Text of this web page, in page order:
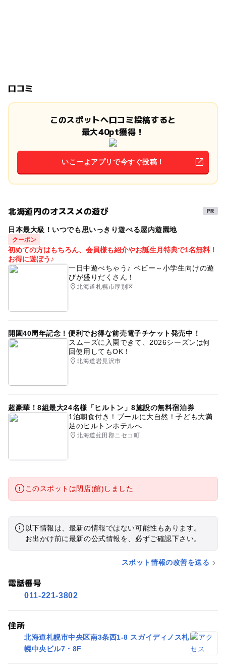
口コミ
このスポットへ口コミ投稿すると
最大40pt獲得！
いこーよアプリで今すぐ投稿！
北海道内のオススメの遊び
日本最大級！いつでも思いっきり遊べる屋内遊園地
クーポン
初めての方はもちろん、会員様も紹介やお誕生月特典で1名無料！
お得に遊ぼう♪
一日中遊べちゃう♪ ベビー～小学生向けの遊
びが盛りだくさん！
北海道札幌市厚別区
開園40周年記念！便利でお得な前売電子チケット発売中！
スムーズに入園できて、2026シーズンは何
回使用してもOK！
北海道岩見沢市
超豪華！8組最大24名様「ヒルトン」8施設の無料宿泊券
1泊朝食付き！プールに大自然！子ども大満
足のヒルトンホテルへ
北海道虻田郡ニセコ町
このスポットは閉店(館)しました
以下情報は、最新の情報ではない可能性もあります。
お出かけ前に最新の公式情報を、必ずご確認下さい。
スポット情報の改善を送る
電話番号
011-221-3802
住所
北海道札幌市中央区南3条西1-8 スガイディノス札
幌中央ビル7・8F